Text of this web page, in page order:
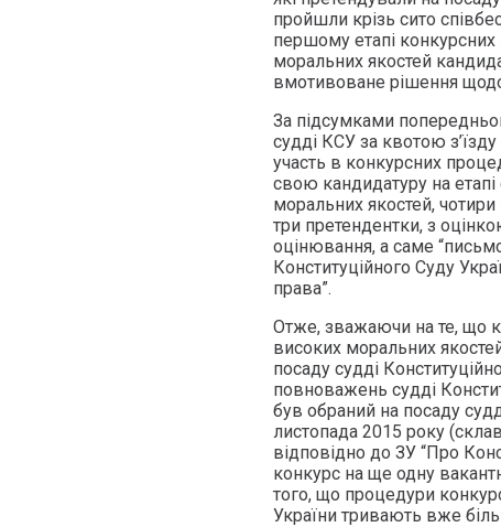
пройшли крізь сито
першому етапі
моральних якостей
вмотивоване рішення
За підсумками
судді КСУ за квотою
участь в конкурсних
свою кандидатуру на етапі
моральних якостей, чотири
три претендентки, з
оцінювання, а саме
Конституційного Суду
права”.
Отже, зважаючи на те, що
високих моральних
посаду судді
повноважень судді
був обраний на посаду
листопада 2015 року
відповідно до ЗУ “Про
конкурс на ще одну
того, що процедури
України тривають вже